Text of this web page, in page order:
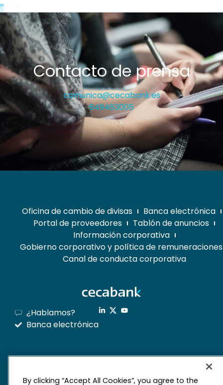
Contacto de prensa
comunica@cecabank.es
649463005
Oficina de cambio de divisas
Banca electrónica
Portal de proveedores
Tablón de anuncios
Información corporativa
Gobierno corporativo y política de remuneraciones
Canal de conducta corporativa
¿Hablamos?
Banca electrónica
By clicking “Accept All Cookies”, you agree to the